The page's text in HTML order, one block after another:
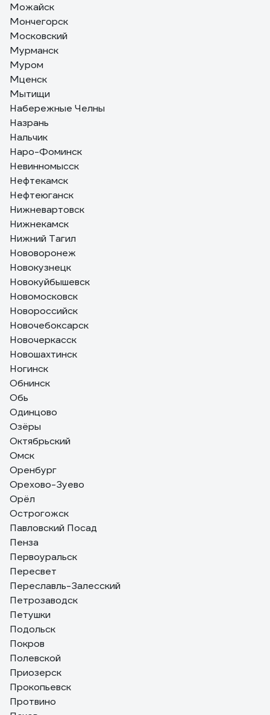
Можайск
Мончегорск
Московский
Мурманск
Муром
Мценск
Мытищи
Набережные Челны
Назрань
Нальчик
Наро-Фоминск
Невинномысск
Нефтекамск
Нефтеюганск
Нижневартовск
Нижнекамск
Нижний Тагил
Нововоронеж
Новокузнецк
Новокуйбышевск
Новомосковск
Новороссийск
Новочебоксарск
Новочеркасск
Новошахтинск
Ногинск
Обнинск
Обь
Одинцово
Озёры
Октябрьский
Омск
Оренбург
Орехово-Зуево
Орёл
Острогожск
Павловский Посад
Пенза
Первоуральск
Пересвет
Переславль-Залесский
Петрозаводск
Петушки
Подольск
Покров
Полевской
Приозерск
Прокопьевск
Протвино